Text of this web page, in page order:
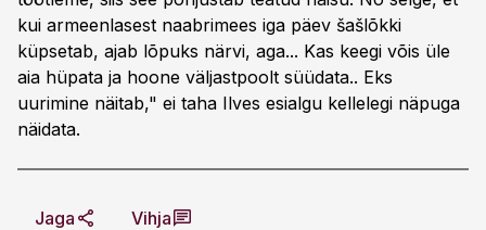
kui armeenlasest naabrimees iga päev šašlõkki
küpsetab, ajab lõpuks närvi, aga... Kas keegi võis üle
aia hüpata ja hoone väljastpoolt süüdata.. Eks
uurimine näitab," ei taha Ilves esialgu kellelegi näpuga
näidata.
Jaga Vihja